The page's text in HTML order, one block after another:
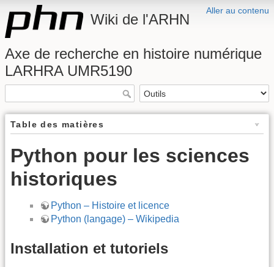
Aller au contenu
Wiki de l'ARHN
Axe de recherche en histoire numérique
LARHRA UMR5190
Table des matières
Python pour les sciences
historiques
Python – Histoire et licence
Python (langage) – Wikipedia
Installation et tutoriels